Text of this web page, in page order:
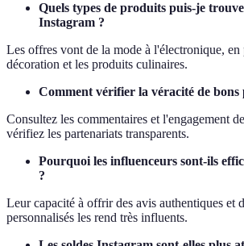
Quels types de produits puis-je
Instagram ?
Les offres vont de la mode à l'électronique, en
décoration et les produits culinaires.
Comment vérifier la véracité de bons
Consultez les commentaires et l'engagement
vérifiez les partenariats transparents.
Pourquoi les influenceurs sont-ils
?
Leur capacité à offrir des avis authentiques et
personnalisés les rend très influents.